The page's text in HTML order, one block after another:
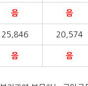
음 음
25,846 20,574
음 음